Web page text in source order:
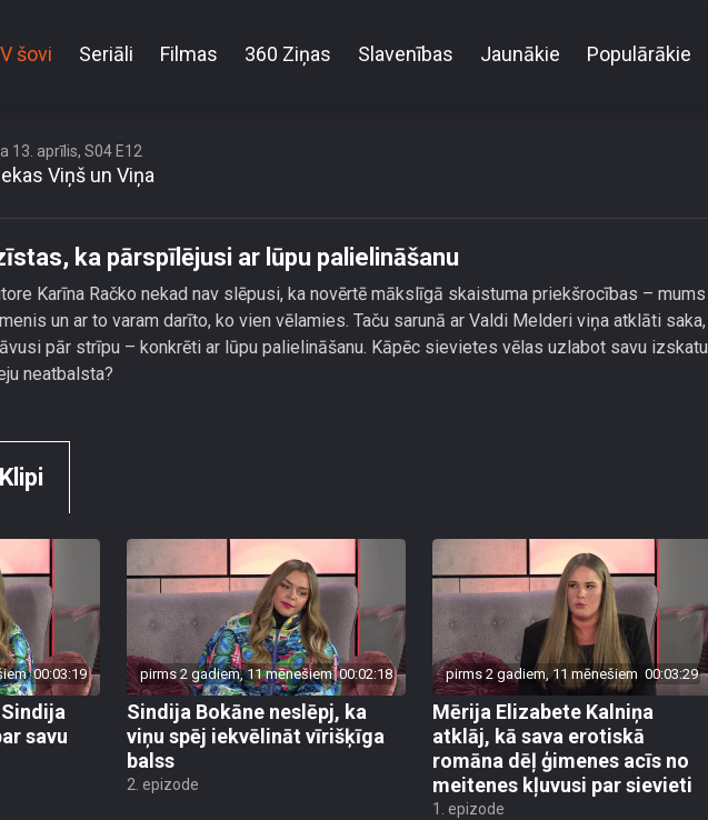
šovi Seriāli Filmas 360 Ziņas Slavenības Jaunākie Populārākie
13. aprīlis, S04 E12
Viņš un Viņa
ka pārspīlējusi ar lūpu palielināšanu
Karīna Račko nekad nav slēpusi, ka novērtē mākslīgā skaistuma priekšrocības – mums
un ar to varam darīto, ko vien vēlamies. Taču sarunā ar Valdi Melderi viņa atklāti saka,
pār strīpu – konkrēti ar lūpu palielināšanu. Kāpēc sievietes vēlas uzlabot savu izskatu
neatbalsta?
Klipi
00:03:19
savu
pirms 2 gadiem, 11 mēnešiem 00:02:18
Sindija Bokāne neslēpj, ka
viņu spēj iekvēlināt vīrišķīga
balss
2. epizode
pirms 2 gadiem, 11 mēnešiem 00:03:29
Mērija Elizabete Kalniņa
atklāj, kā sava erotiskā
romāna dēļ ģimenes acīs no
meitenes kļuvusi par sievieti
1. epizode